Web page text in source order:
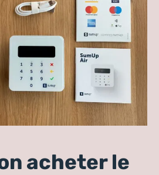
acheter le